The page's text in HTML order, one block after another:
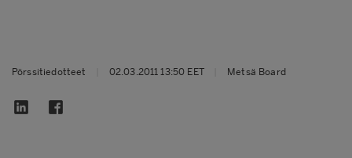
Pörssitiedotteet 02.03.2011 13:50 EET Metsä Board